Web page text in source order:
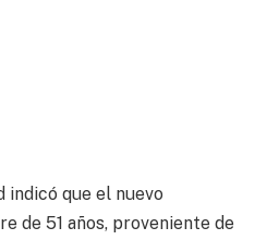
indicó que el nuevo
de 51 años, proveniente de